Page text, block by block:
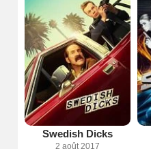
Swedish Dicks
2 août 2017